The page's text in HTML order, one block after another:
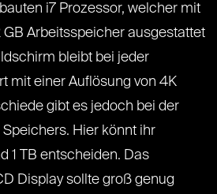
i7 Prozessor, welcher mit
GB Arbeitsspeicher ausgestattet
bleibt bei jeder
mit einer Auflösung von 4K
gibt es jedoch bei der
Hier könnt ihr
1 TB entscheiden. Das
Display sollte groß genug